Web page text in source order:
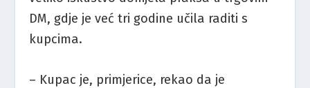
DM, gdje je već tri godine učila raditi s
kupcima.
– Kupac je, primjerice, rekao da je